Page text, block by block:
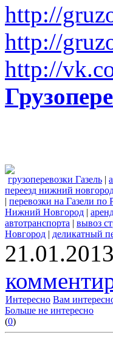
http://
http://
http://
грузоперевозки Газель |
переезд нижний
| перевозки на Газели по
Нижний Новгород |
автотранспорта | вывоз
Новгород | деликатный
Интересно Вам
Больше не интересно
(0)